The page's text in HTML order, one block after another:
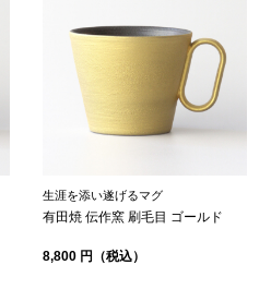
生涯を添い遂げるマグ
有田焼 伝作窯 刷毛目 ゴールド
8,800 円（税込）